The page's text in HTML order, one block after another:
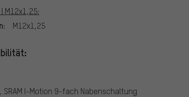
M12x1,25:
M12x1,25
SRAM I-Motion 9-fach Nabenschaltung